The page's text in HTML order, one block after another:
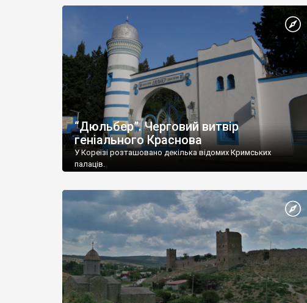
“Дюльбер”. Черговий витвір
геніального Краснова
У Кореїзі розташовано декілька відомих Кримських
палаців.